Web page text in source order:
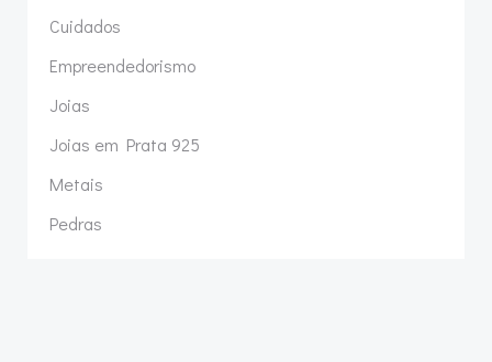
Cuidados
Empreendedorismo
Joias
Joias em Prata 925
Metais
Pedras